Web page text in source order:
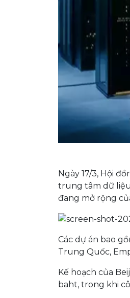
Ngày 17/3, Hội
trung tâm dữ
đang mở rộng
Các dự án bao
Trung Quốc,
Kế hoạch của
baht, trong khi